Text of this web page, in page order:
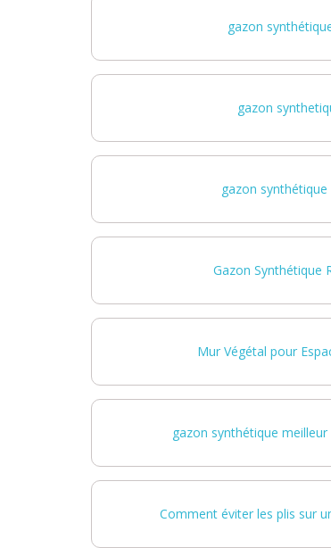
gazon
gazon
gazon synthétique
Gazon Synthétique
Mur Végétal pour
gazon synthétique meilleur
Comment éviter les plis sur